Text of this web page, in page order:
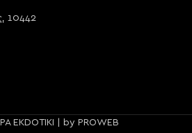
10442
EKDOTIKI | by PROWEB